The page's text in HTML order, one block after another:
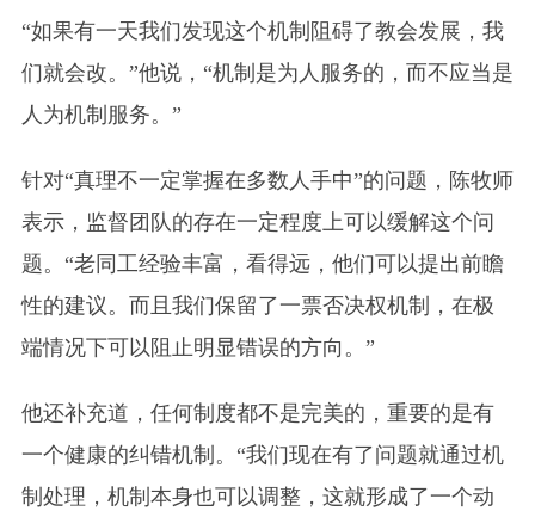
“如果有一天我们发现这个机制阻碍了教会发展，我
们就会改。”他说，“机制是为人服务的，而不应当是
人为机制服务。”
针对“真理不一定掌握在多数人手中”的问题，陈牧师
表示，监督团队的存在一定程度上可以缓解这个问
题。“老同工经验丰富，看得远，他们可以提出前瞻
性的建议。而且我们保留了一票否决权机制，在极
端情况下可以阻止明显错误的方向。”
他还补充道，任何制度都不是完美的，重要的是有
一个健康的纠错机制。“我们现在有了问题就通过机
制处理，机制本身也可以调整，这就形成了一个动